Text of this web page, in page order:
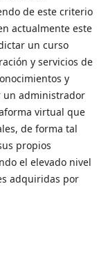
de este criterio
actualmente este
un curso
y servicios de
y
un administrador
virtual que
de forma tal
propios
el elevado nivel
adquiridas por